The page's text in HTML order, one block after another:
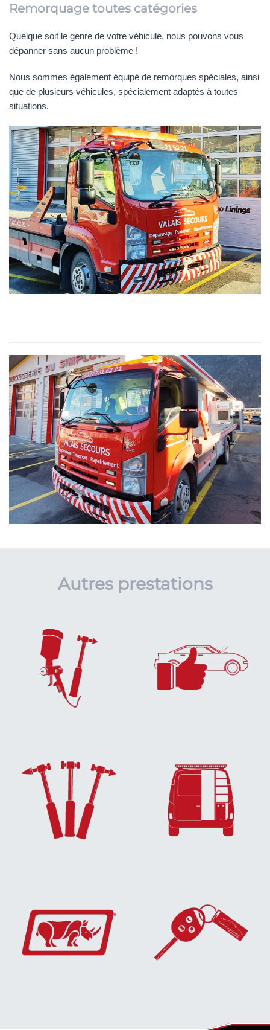
Remorquage toutes catégories
Quelque soit le genre de votre véhicule, nous pouvons vous
dépanner sans aucun problème !
Nous sommes également équipé de remorques spéciales, ainsi
que de plusieurs véhicules, spécialement adaptés à toutes
situations.
Autres prestations
EN SAVOIR
PLUS...
EN SAVOIR
EN SAVOIR
PLUS...
PLUS...
EN SAVOIR
PLUS...